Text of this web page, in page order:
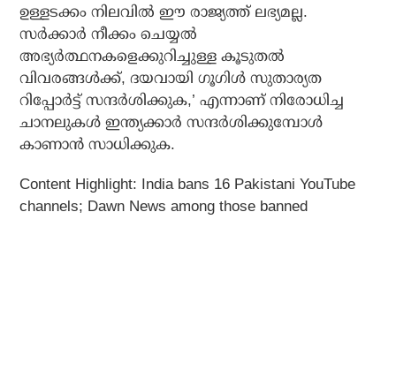
ഉള്ളടക്കം നിലവില്‍ ഈ രാജ്യത്ത് ലഭ്യമല്ല.
സര്‍ക്കാര്‍ നീക്കം ചെയ്യല്‍
അഭ്യര്‍ത്ഥനകളെക്കുറിച്ചുള്ള കൂടുതല്‍
വിവരങ്ങള്‍ക്ക്, ദയവായി ഗൂഗിള്‍ സുതാര്യത
റിപ്പോര്‍ട്ട് സന്ദര്‍ശിക്കുക,’ എന്നാണ് നിരോധിച്ച
ചാനലുകള്‍ ഇന്ത്യക്കാര്‍ സന്ദര്‍ശിക്കുമ്പോള്‍
കാണാന്‍ സാധിക്കുക.
Content Highlight:
India bans 16 Pakistani YouTube
channels; Dawn News among those banned